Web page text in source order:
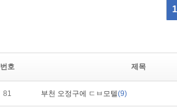
번호 제목
81 부천 오정구에 ㄷㅂ모텔(9)